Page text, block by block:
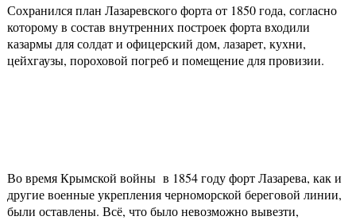
Сохранился план Лазаревского форта от 1850 года, согласно
которому в состав внутренних построек форта входили
казармы для солдат и офицерский дом, лазарет, кухни,
цейхгаузы, пороховой погреб и помещение для провизии.
Во время Крымской войны в 1854 году форт Лазарева, как и
другие военные укрепления черноморской береговой линии,
были оставлены. Всё, что было невозможно вывезти,